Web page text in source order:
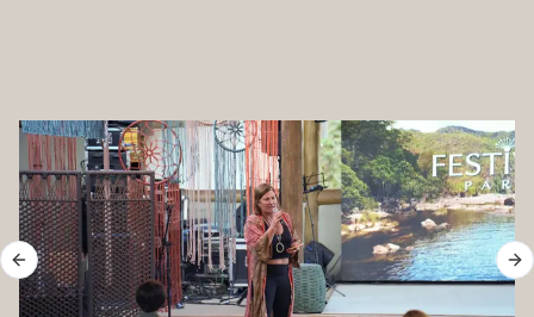
Previous slide